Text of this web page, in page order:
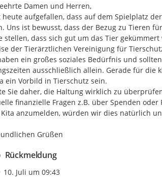
Damen und Herren,
heute aufgefallen, dass auf dem Spielplatz
Uns ist bewusst, dass der Bezug zu Tieren
stellen, dass sich gut um das Tier
der Tierärztlichen Vereinigung für
ein großes soziales Bedürfnis und
ausschließlich allein. Gerade für die
ein Vorbild in Tierschutz sein.
Sie daher, die Haltung wirklich zu
finanzielle Fragen z.B. über Spenden
anzumelden, würden wir dies natürlich
Grüßen
Rückmeldung
Zeitpunkt des Erstellens
10. Juli um 09:43